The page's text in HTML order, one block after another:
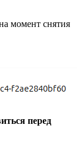
момент снятия
перед